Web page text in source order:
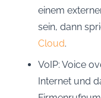
einem
sein, dann
Cloud.
VoIP: Voice
Internet und